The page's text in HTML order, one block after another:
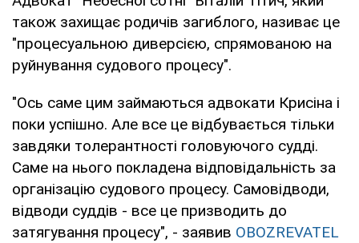
також захищає родичів загиблого, називає це
"процесуальною диверсією, спрямованою на
руйнування судового процесу".
"Ось саме цим займаються адвокати Крисіна і
поки успішно. Але все це відбувається тільки
завдяки толерантності головуючого судді.
Саме на нього покладена відповідальність за
організацію судового процесу. Самовідводи,
відводи суддів - все це призводить до
затягування процесу", - заявив OBOZREVATEL